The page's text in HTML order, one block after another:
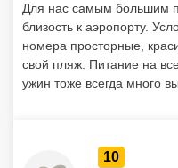
Для нас самым большим
близость к аэропорту.
номера просторные,
свой пляж. Питание на
ужин тоже всегда много
10